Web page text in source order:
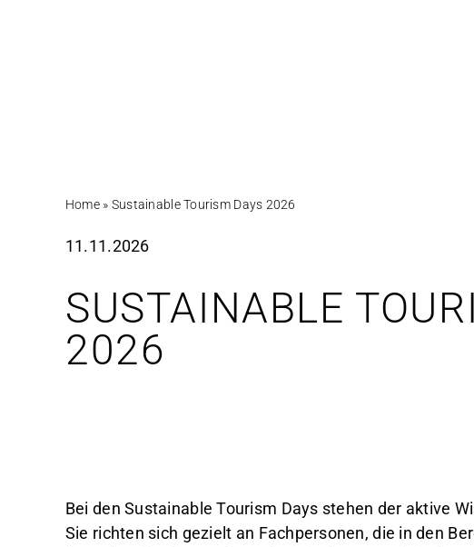
Home » Sustainable Tourism Days 2026
11.11.2026
SUSTAINABLE
2026
Bei den Sustainable Tourism Days stehen der aktive
Sie richten sich gezielt an Fachpersonen, die in den